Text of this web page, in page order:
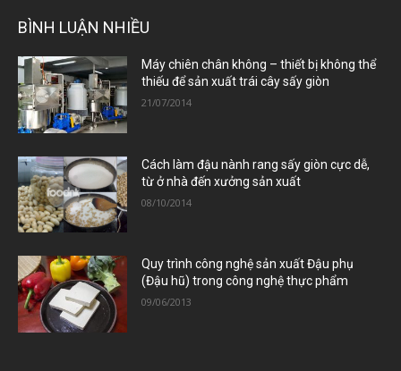
BÌNH LUẬN NHIỀU
Máy chiên chân không – thiết bị không thể
thiếu để sản xuất trái cây sấy giòn
21/07/2014
Cách làm đậu nành rang sấy giòn cực dễ,
từ ở nhà đến xưởng sản xuất
08/10/2014
Quy trình công nghệ sản xuất Đậu phụ
(Đậu hũ) trong công nghệ thực phẩm
09/06/2013